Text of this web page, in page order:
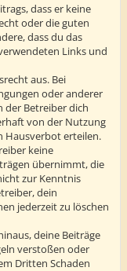
dass er keine
oder die guten
dass du das
Links und
aus. Bei
oder anderer
der Betreiber dich
von der Nutzung
Hausverbot erteilen.
keine
übernimmt, die
zur Kenntnis
dein
jederzeit zu löschen
deine Beiträge
verstoßen oder
Dritten Schaden